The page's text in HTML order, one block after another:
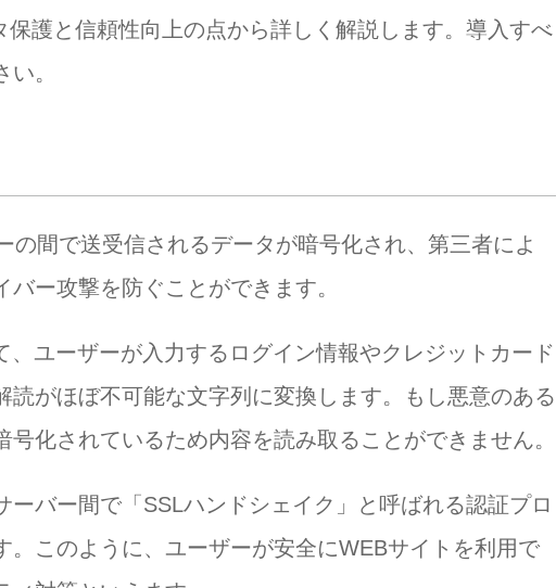
護と信頼性向上の点から詳しく解説します。導入すべ
。
の間で送受信されるデータが暗号化され、第三者によ
ー攻撃を防ぐことができます。
ユーザーが入力するログイン情報やクレジットカード
がほぼ不可能な文字列に変換します。もし悪意のある
化されているため内容を読み取ることができません。
バー間で「SSLハンドシェイク」と呼ばれる認証プロ
このように、ユーザーが安全にWEBサイトを利用で